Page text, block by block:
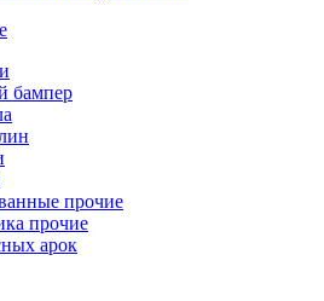
бампер
прочие
прочие
арок